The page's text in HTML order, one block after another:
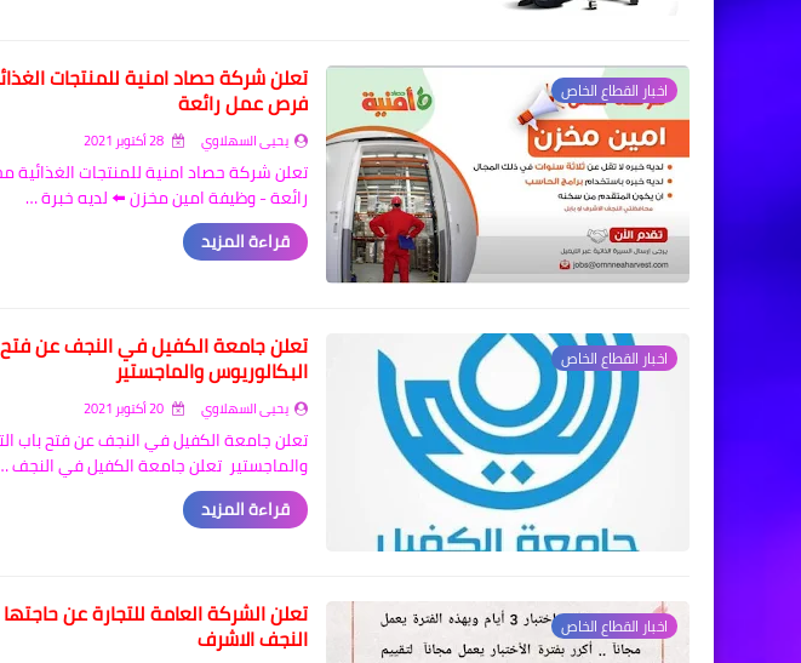
اخبار القطاع الخاص تعلن شركة حصاد امنية للمنتجات
فرص عمل رائعة
يحيى السهلاوي
تعلن شركة حصاد امنية للمنتجات
رائعة - وظيفة امين مخزن ⬅️ لديه خبرة …
قراءة المزيد
اخبار القطاع الخاص تعلن جامعة الكفيل في النجف عن
البكالوريوس والماجستير
يحيى السهلاوي
تعلن جامعة الكفيل في النجف عن فتح باب
والماجستير تعلن جامعة الكفيل في النجف
قراءة المزيد
اخبار القطاع الخاص تعلن الشركة العامة للتجارة عن
النجف الاشرف